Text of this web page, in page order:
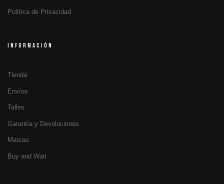
Política de Privacidad
INFORMACIÓN
Tienda
Envíos
Talles
Garantía y Devoluciones
Marcas
Buy and Wait